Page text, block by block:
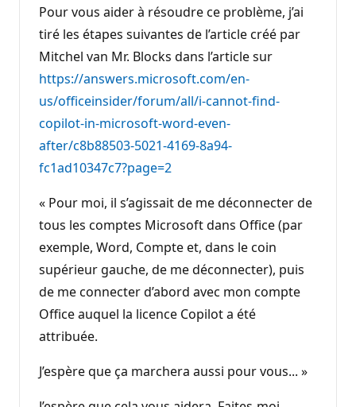
Pour vous aider à résoudre ce problème, j’ai
tiré les étapes suivantes de l’article créé par
Mitchel van Mr. Blocks dans l’article sur
https://answers.microsoft.com/en-
us/officeinsider/forum/all/i-cannot-find-
copilot-in-microsoft-word-even-
after/c8b88503-5021-4169-8a94-
fc1ad10347c7?page=2
« Pour moi, il s’agissait de me déconnecter de
tous les comptes Microsoft dans Office (par
exemple, Word, Compte et, dans le coin
supérieur gauche, de me déconnecter), puis
de me connecter d’abord avec mon compte
Office auquel la licence Copilot a été
attribuée.
J’espère que ça marchera aussi pour vous... »